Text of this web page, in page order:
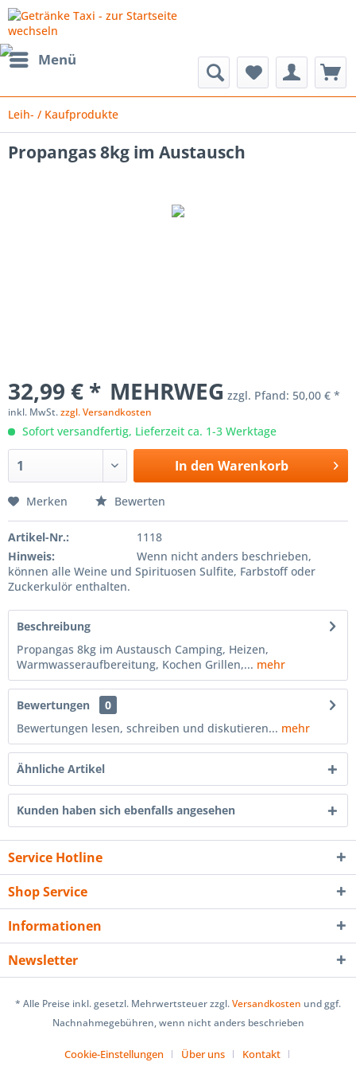
Menü
Leih- / Kaufprodukte
Propangas 8kg im Austausch
32,99 € * MEHRWEG zzgl. Pfand: 50,00 € *
inkl. MwSt.zzgl. Versandkosten
Sofort versandfertig, Lieferzeit ca. 1-3 Werktage
In den Warenkorb
Merken Bewerten
Artikel-Nr.:
1118
Hinweis:
Wenn nicht anders beschrieben,
können alle Weine und Spirituosen Sulfite, Farbstoff oder
Zuckerkulör enthalten.
Beschreibung
Propangas 8kg im Austausch Camping, Heizen,
Warmwasseraufbereitung, Kochen Grillen,... mehr
Bewertungen
0
Bewertungen lesen, schreiben und diskutieren... mehr
Ähnliche Artikel
Kunden haben sich ebenfalls angesehen
Service Hotline
Shop Service
Informationen
Newsletter
* Alle Preise inkl. gesetzl. Mehrwertsteuer zzgl.Versandkosten und ggf.
Nachnahmegebühren, wenn nicht anders beschrieben
Cookie-Einstellungen Über uns Kontakt